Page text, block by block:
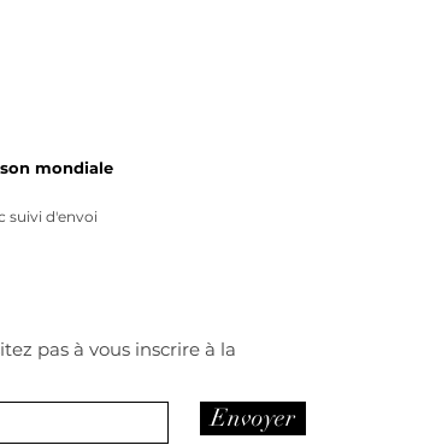
mondiale
suivi d'envoi
pas à vous inscrire à la
Envoyer